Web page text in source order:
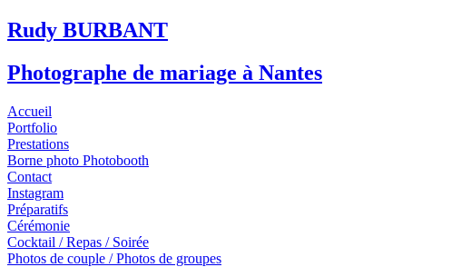
Rudy BURBANT
Photographe de mariage à Nantes
Accueil
Portfolio
Prestations
Borne photo Photobooth
Contact
Instagram
Préparatifs
Cérémonie
Cocktail / Repas / Soirée
Photos de couple / Photos de groupes